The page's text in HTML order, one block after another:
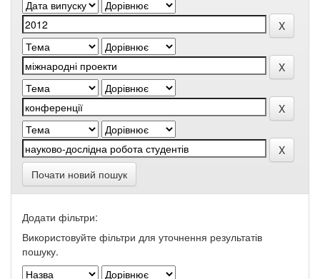
Почати новий пошук
Додати фільтри:
Використовуйте фільтри для уточнення результатів
пошуку.